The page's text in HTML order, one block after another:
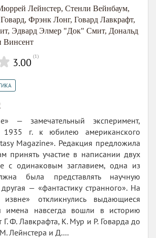
Лейнстер, Стенли Вейнбаум,
, Фрэнк Лонг, Говард Лавкрафт,
, Эдвард Элмер "Док" Смит, Дональд
Винсент
3.00 (1)
— замечательный эксперимент,
1935 г. к юбилею американского
Magazine». Редакция предложила
принять участие в написании двух
с одинаковым заглавием, одна из
была представлять научную
— «фантастику странного». На
откликнулись выдающиеся
имена навсегда вошли в историю
Г. Ф. Лавкрафта, К. Мур и Р. Говарда до
Лейнстера и Д....